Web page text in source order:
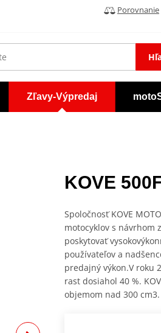
Porovnanie
Zľavy-Výpredaj
KOVE
Spoločnosť KOVE
motocyklov s návrhom
poskytovať
používateľov a
predajný výkon.V roku
rast dosiahol 40 %.
objemom nad 300 cm3.